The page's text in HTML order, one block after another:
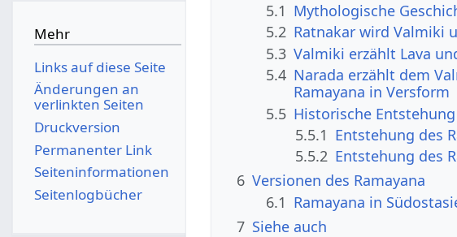
5.1 Mythologische
5.2 Ratnakar wird Valmiki
5.3 Valmiki erzählt Lava
5.4 Narada erzählt dem
Ramayana in Versform
5.5 Historische
5.5.1 Entstehung des
5.5.2 Entstehung des
6 Versionen des Ramayana
6.1 Ramayana in
7 Siehe auch
Mehr
Links auf diese Seite
Änderungen an
verlinkten Seiten
Druckversion
Permanenter Link
Seiten­­informationen
Seitenlogbücher